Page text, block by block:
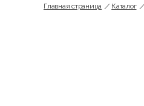
Главная страница Каталог